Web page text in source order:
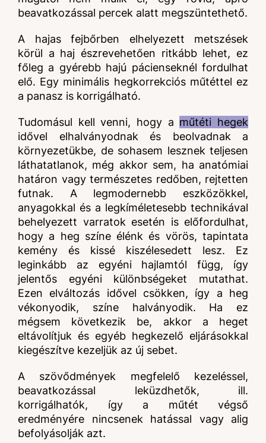
beavatkozással percek alatt megszüntethető.
A hajas fejbőrben elhelyezett metszések
körül a haj észrevehetően ritkább lehet, ez
főleg a gyérebb hajú pácienseknél fordulhat
elő. Egy minimális hegkorrekciós műtéttel ez
a panasz is korrigálható.
Tudomásul kell venni, hogy a műtéti hegek
idővel elhalványodnak és beolvadnak a
környezetükbe, de sohasem lesznek teljesen
láthatatlanok, még akkor sem, ha anatómiai
határon vagy természetes redőben, rejtetten
futnak. A legmodernebb eszközökkel,
anyagokkal és a legkíméletesebb technikával
behelyezett varratok esetén is előfordulhat,
hogy a heg színe élénk és vörös, tapintata
kemény és kissé kiszélesedett lesz. Ez
leginkább az egyéni hajlamtól függ, így
jelentős egyéni különbségeket mutathat.
Ezen elváltozás idővel csökken, így a heg
vékonyodik, színe halványodik. Ha ez
mégsem következik be, akkor a heget
eltávolítjuk és egyéb hegkezelő eljárásokkal
kiegészítve kezeljük az új sebet.
A szövődmények megfelelő kezeléssel,
beavatkozással leküzdhetők, ill.
korrigálhatók, így a műtét végső
eredményére nincsenek hatással vagy alig
befolyásolják azt.